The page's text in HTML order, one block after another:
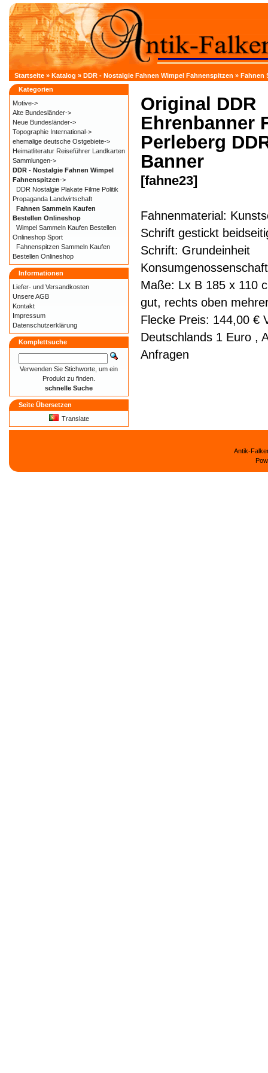
Startseite » Katalog » DDR - Nostalgie Fahnen Wimpel Fahnenspitzen » Fahnen
Original DDR
Ehrenbanner
Perleberg
Banner
[fahne23]
Fahnenmaterial:
Schrift gestickt
Schrift: Grundeinheit
Maße: Lx B 185 x 110
gut, rechts oben
Flecke Preis: 144,00 €
Deutschlands 1 Euro ,
Anfragen
Kategorien
Motive->
Alte Bundesländer->
Neue Bundesländer->
Topographie International->
ehemalige deutsche Ostgebiete->
Heimatliteratur Reiseführer Landkarten
Sammlungen->
DDR - Nostalgie Fahnen Wimpel
Fahnenspitzen->
DDR Nostalgie Plakate Filme Politik
Propaganda Landwirtschaft
Fahnen Sammeln Kaufen
Bestellen Onlineshop
Wimpel Sammeln Kaufen Bestellen
Onlineshop Sport
Fahnenspitzen Sammeln Kaufen
Bestellen Onlineshop
Informationen
Liefer- und Versandkosten
Unsere AGB
Kontakt
Impressum
Datenschutzerklärung
Komplettsuche
Verwenden Sie Stichworte, um ein
Produkt zu finden.
schnelle Suche
Seite Übersetzen
Translate
Antik-